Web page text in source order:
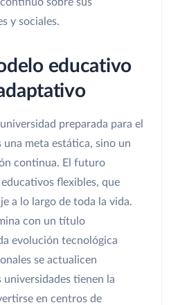
y sociales.
educativo
preparada para el
una meta estática, sino un
continua. El futuro
flexibles, que
a lo largo de toda la vida.
con un título
evolución tecnológica
se actualicen
tienen la
en centros de